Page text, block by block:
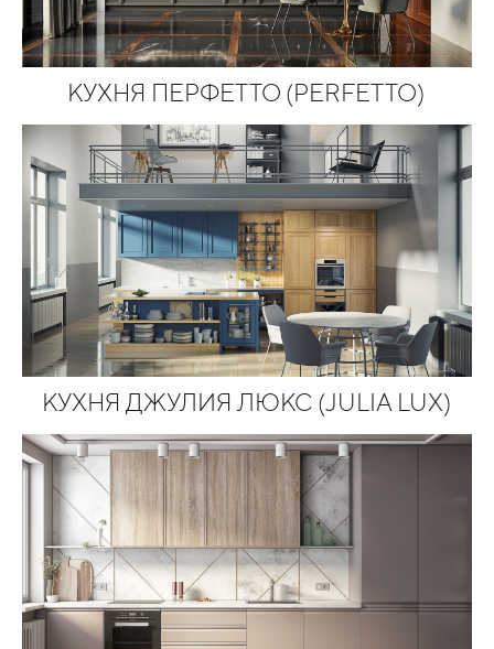
КУХНЯ ПЕРФЕТТО (PERFETTO)
КУХНЯ ДЖУЛИЯ ЛЮКС (JULIA LUX)